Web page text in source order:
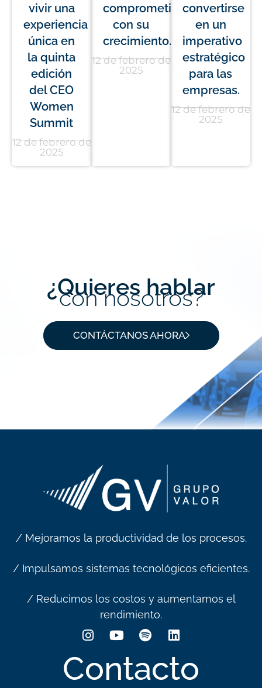
vivir una
experiencia
única en
la quinta
edición
del CEO
Women
Summit
12 de febrero de
2025
comprometidos
con su
crecimiento.
12 de febrero de
2025
convertirse
en un
imperativo
estratégico
para las
empresas.
12 de febrero de
2025
¿Quieres hablar
con nosotros?
CONTÁCTANOS AHORA
/ Mejoramos la productividad de los procesos.
/ Impulsamos sistemas tecnológicos eficientes.
/ Reducimos los costos y aumentamos el
rendimiento.
Contacto